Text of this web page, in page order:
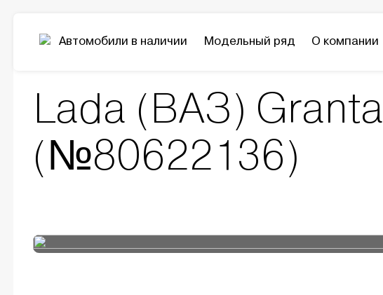
Автомобили в наличии Модельный ряд О компании
Модельный ряд Granta Lada (ВАЗ) Granta
Lada (ВАЗ) Granta
(№80622136)